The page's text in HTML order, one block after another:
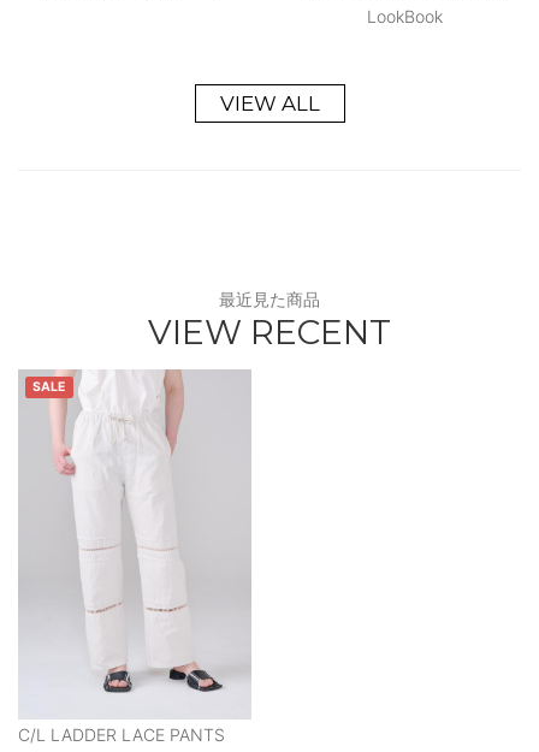
LookBook
VIEW ALL
最近見た商品
VIEW RECENT
SALE
C/L LADDER LACE PANTS